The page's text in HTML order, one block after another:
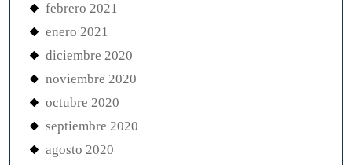
febrero 2021
enero 2021
diciembre 2020
noviembre 2020
octubre 2020
septiembre 2020
agosto 2020